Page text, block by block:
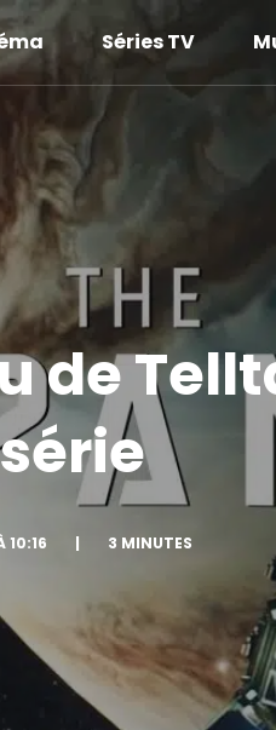
Séries TV
de
10:16 | 3 MINUTES